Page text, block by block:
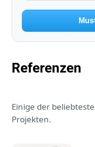
Referenzen
Einige der
Projekten.